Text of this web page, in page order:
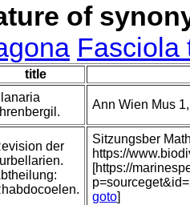
of
Fasciola
title
Ann Wien Mus
der
Sitzungsber
https://
[https://
goto]